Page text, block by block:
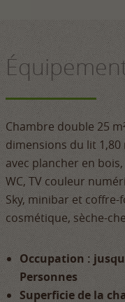
Chambre double 25
dimensions du lit 1,80
avec plancher en
WC, TV couleur
Sky, minibar et
cosmétique, sèche-
Occupation :
Personnes
Superficie de la